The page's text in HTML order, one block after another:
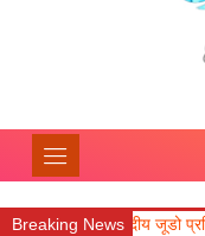
Breaking News
जनपदीय जूडो प्रतियोगिता